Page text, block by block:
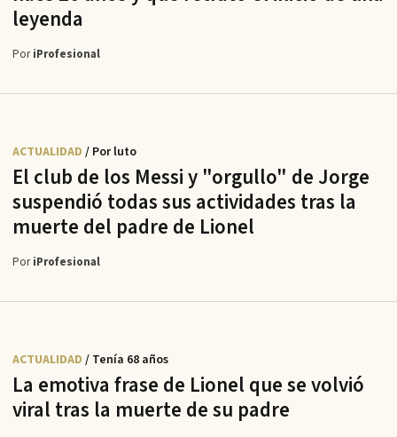
leyenda
PoriProfesional
El club de los Messi y "orgullo" de Jorge
suspendió todas sus actividades tras la
muerte del padre de Lionel
ACTUALIDAD / Por luto
PoriProfesional
La emotiva frase de Lionel que se volvió
viral tras la muerte de su padre
ACTUALIDAD / Tenía 68 años